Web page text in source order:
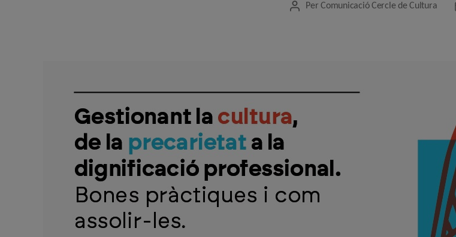
Autor
PerComunicació Cercle de Cultura